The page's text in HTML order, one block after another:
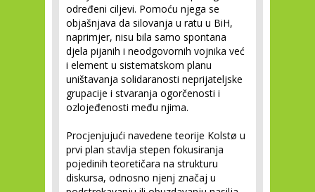
određeni ciljevi. Pomoću njega se
objašnjava da silovanja u ratu u BiH,
naprimjer, nisu bila samo spontana
djela pijanih i neodgovornih vojnika već
i element u sistematskom planu
uništavanja solidaranosti neprijateljske
grupacije i stvaranja ogorčenosti i
ozlojeđenosti među njima.
Procjenjujući navedene teorije Kolstø u
prvi plan stavlja stepen fokusiranja
pojedinih teoretičara na strukturu
diskursa, odnosno njenj značaj u